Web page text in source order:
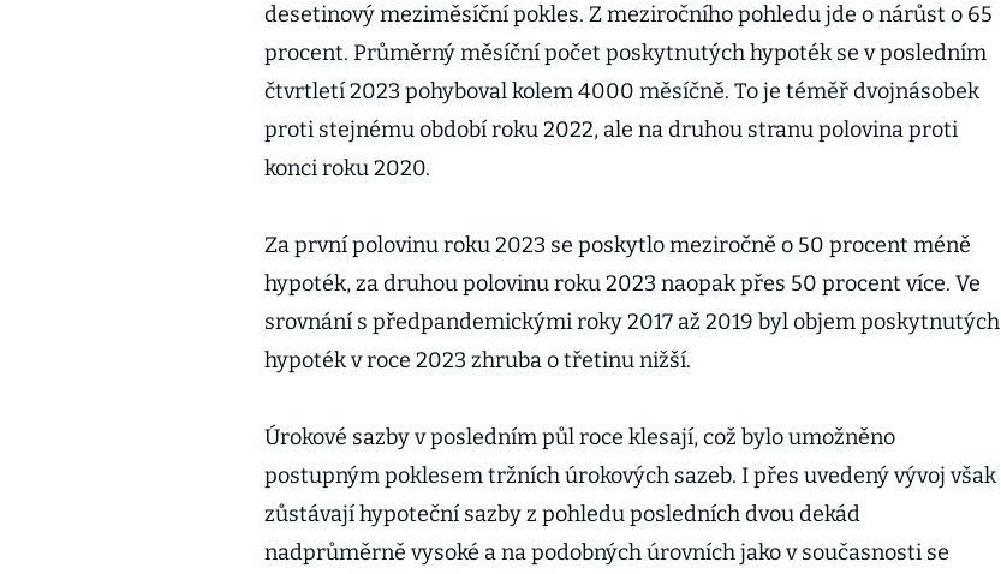
desetinový meziměsíční pokles. Z meziročního pohledu jde o nárůst o 65
procent. Průměrný měsíční počet poskytnutých hypoték se v posledním
čtvrtletí 2023 pohyboval kolem 4000 měsíčně. To je téměř dvojnásobek
proti stejnému období roku 2022, ale na druhou stranu polovina proti
konci roku 2020.
Za první polovinu roku 2023 se poskytlo meziročně o 50 procent méně
hypoték, za druhou polovinu roku 2023 naopak přes 50 procent více. Ve
srovnání s předpandemickými roky 2017 až 2019 byl objem poskytnutých
hypoték v roce 2023 zhruba o třetinu nižší.
Úrokové sazby v posledním půl roce klesají, což bylo umožněno
postupným poklesem tržních úrokových sazeb. I přes uvedený vývoj však
zůstávají hypoteční sazby z pohledu posledních dvou dekád
nadprůměrně vysoké a na podobných úrovních jako v současnosti se